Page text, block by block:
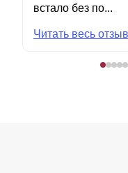
встало без по...
Читать весь отзыв